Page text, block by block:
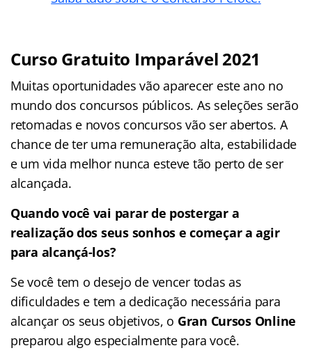
Curso Gratuito Imparável 2021
Muitas oportunidades vão aparecer este ano no
mundo dos concursos públicos. As seleções serão
retomadas e novos concursos vão ser abertos. A
chance de ter uma remuneração alta, estabilidade
e um vida melhor nunca esteve tão perto de ser
alcançada.
Quando você vai parar de postergar a
realização dos seus sonhos e começar a agir
para alcançá-los?
Se você tem o desejo de vencer todas as
dificuldades e tem a dedicação necessária para
alcançar os seus objetivos, o Gran Cursos Online
preparou algo especialmente para você.